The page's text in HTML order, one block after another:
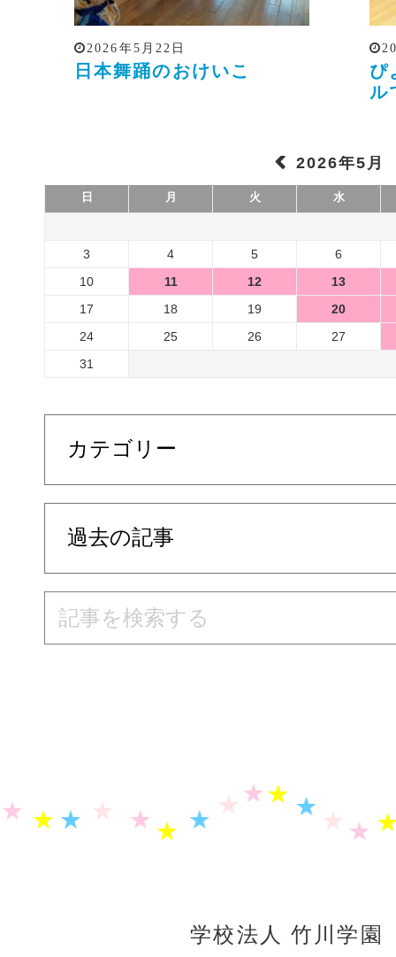
2026年5月22日
日本舞踊のおけいこ
ぴ
ル
2026年5月
日 月 火 水
3 4 5
6
10
11 12
13
17
18 19
20
24
25 26
27
31
学校法人 竹川学園